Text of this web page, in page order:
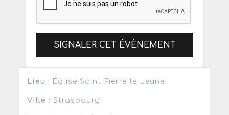
SIGNALER CET ÉVÈNEMENT
Lieu : Église Saint-Pierre-le-Jeune
Ville : Strasbourg